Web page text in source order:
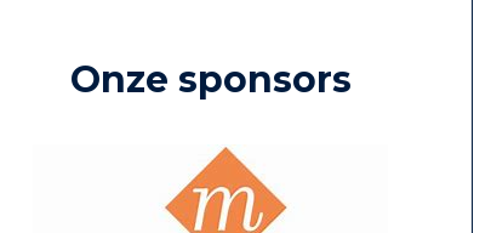
Onze sponsors